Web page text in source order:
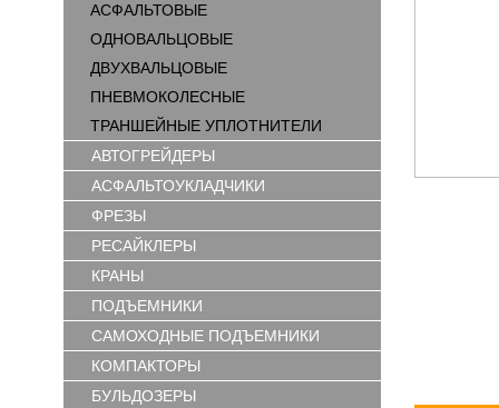
АСФАЛЬТОВЫЕ
ОДНОВАЛЬЦОВЫЕ
ДВУХВАЛЬЦОВЫЕ
ПНЕВМОКОЛЕСНЫЕ
ТРАНШЕЙНЫЕ УПЛОТНИТЕЛИ
АВТОГРЕЙДЕРЫ
АСФАЛЬТОУКЛАДЧИКИ
ФРЕЗЫ
РЕСАЙКЛЕРЫ
КРАНЫ
ПОДЪЕМНИКИ
САМОХОДНЫЕ ПОДЪЕМНИКИ
КОМПАКТОРЫ
БУЛЬДОЗЕРЫ